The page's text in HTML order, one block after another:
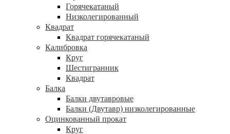
Горячекатаный
Низколегированный
Квадрат
Квадрат горячекатаный
Калибровка
Круг
Шестигранник
Квадрат
Балка
Балки двутавровые
Балки (Двутавр) низколегированные
Оцинкованный прокат
Круг